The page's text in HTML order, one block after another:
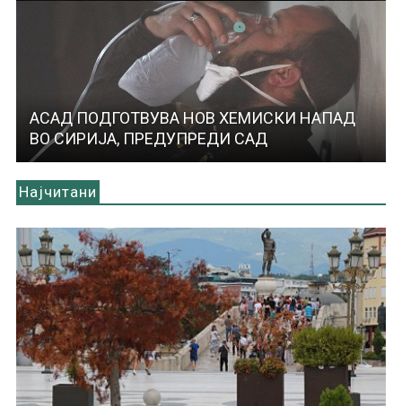
АСАД ПОДГОТВУВА НОВ ХЕМИСКИ НАПАД
ВО СИРИЈА, ПРЕДУПРЕДИ САД
Најчитани